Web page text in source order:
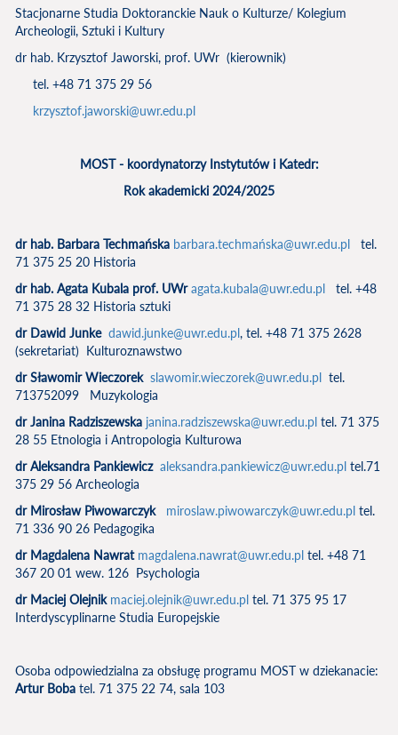
Stacjonarne Studia Doktoranckie Nauk o Kulturze/ Kolegium
Archeologii, Sztuki i Kultury
dr hab. Krzysztof Jaworski, prof. UWr (kierownik)
tel. +48 71 375 29 56
krzysztof.jaworski@uwr.edu.pl
MOST - koordynatorzy Instytutów i Katedr:
Rok akademicki 2024/2025
dr hab. Barbara Techmańska barbara.techmańska@uwr.edu.pl tel.
71 375 25 20 Historia
dr hab. Agata Kubala prof. UWr agata.kubala@uwr.edu.pl tel. +48
71 375 28 32 Historia sztuki
dr Dawid Junke dawid.junke@uwr.edu.pl, tel. +48 71 375 2628
(sekretariat) Kulturoznawstwo
dr Sławomir Wieczorek slawomir.wieczorek@uwr.edu.pl tel.
713752099 Muzykologia
dr Janina Radziszewska janina.radziszewska@uwr.edu.pl tel. 71 375
28 55 Etnologia i Antropologia Kulturowa
dr Aleksandra Pankiewicz aleksandra.pankiewicz@uwr.edu.pl tel.71
375 29 56 Archeologia
dr Mirosław Piwowarczyk
miroslaw.piwowarczyk@uwr.edu.pl tel.
71 336 90 26 Pedagogika
dr Magdalena Nawrat magdalena.nawrat@uwr.edu.pl tel. +48 71
367 20 01 wew. 126 Psychologia
dr Maciej Olejnik maciej.olejnik@uwr.edu.pl tel. 71 375 95 17
Interdyscyplinarne Studia Europejskie
Osoba odpowiedzialna za obsługę programu MOST w dziekanacie:
Artur Boba tel. 71 375 22 74, sala 103